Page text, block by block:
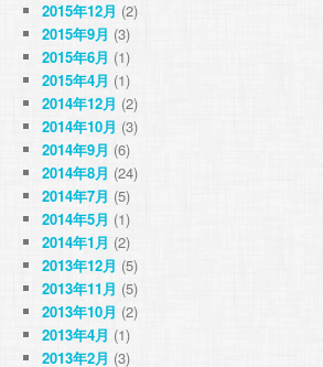
2015年12月 (2)
2015年9月 (3)
2015年6月 (1)
2015年4月 (1)
2014年12月 (2)
2014年10月 (3)
2014年9月 (6)
2014年8月 (24)
2014年7月 (5)
2014年5月 (1)
2014年1月 (2)
2013年12月 (5)
2013年11月 (5)
2013年10月 (2)
2013年4月 (1)
2013年2月 (3)